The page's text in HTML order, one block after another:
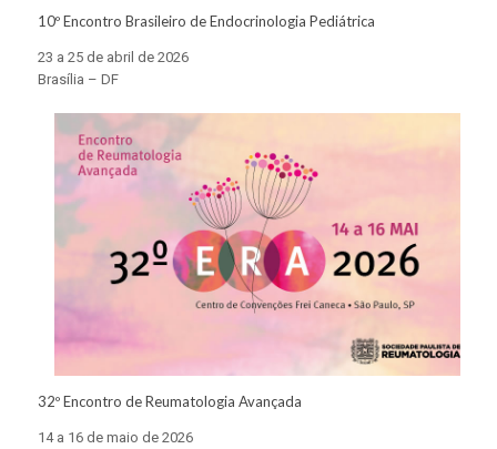
10º Encontro Brasileiro de Endocrinologia Pediátrica
23 a 25 de abril de 2026
Brasília – DF
32º Encontro de Reumatologia Avançada
14 a 16 de maio de 2026